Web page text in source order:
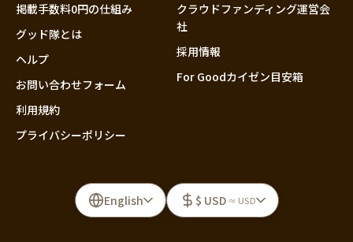
掲載手数料0円の仕組み
グッド隊とは
ヘルプ
お問い合わせフォーム
利用規約
プライバシーポリシー
クラウドファンディング運営会
社
採用情報
For Goodカイゼン目安箱
English $ USD ≈ USD